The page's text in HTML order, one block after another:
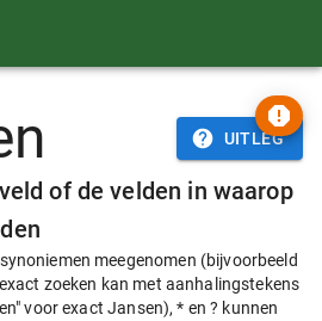
UITLEG
of de velden in waarop
meegenomen (bijvoorbeeld
zoeken kan met aanhalingstekens
voor exact Jansen), * en ? kunnen